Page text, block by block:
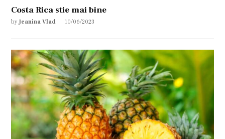
Costa Rica stie mai bine
by Jeanina Vlad 10/06/2023